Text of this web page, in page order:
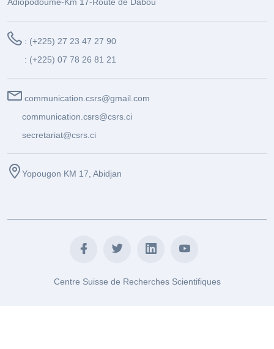
: (+225) 27 23 47 27 90
: (+225) 07 78 26 81 21
communication.csrs@gmail.com
communication.csrs@csrs.ci
secretariat@csrs.ci
Yopougon KM 17, Abidjan
Centre Suisse de Recherches Scientifiques